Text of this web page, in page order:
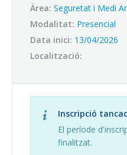
Empresa
Campus virtual
Àrea: Seguretat i Medi
Modalitat: Presencial
Data inici: 13/04/2026
Localització:
Inscripció
El període
finalitzat.